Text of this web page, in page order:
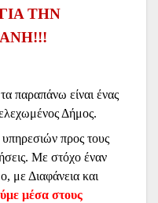
ΤΗΝ
παραπάνω είναι ένας
Δήμος.
προς τους
Με στόχο έναν
με Διαφάνεια και
μέσα στους